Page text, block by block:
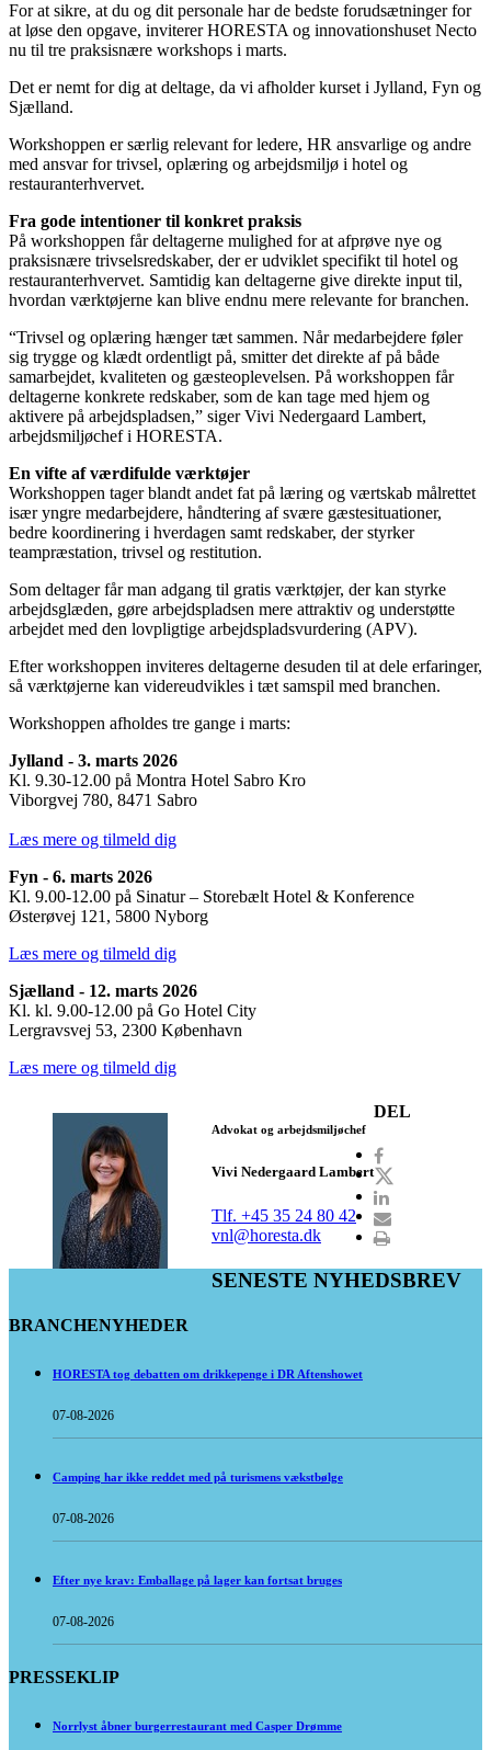
For at sikre, at du og dit personale har de bedste forudsætninger for
at løse den opgave, inviterer HORESTA og innovationshuset Necto
nu til tre praksisnære workshops i marts.
Det er nemt for dig at deltage, da vi afholder kurset i Jylland, Fyn og
Sjælland.
Workshoppen er særlig relevant for ledere, HR ansvarlige og andre
med ansvar for trivsel, oplæring og arbejdsmiljø i hotel og
restauranterhvervet.
Fra gode intentioner til konkret praksis
På workshoppen får deltagerne mulighed for at afprøve nye og
praksisnære trivselsredskaber, der er udviklet specifikt til hotel og
restauranterhvervet. Samtidig kan deltagerne give direkte input til,
hvordan værktøjerne kan blive endnu mere relevante for branchen.
“Trivsel og oplæring hænger tæt sammen. Når medarbejdere føler
sig trygge og klædt ordentligt på, smitter det direkte af på både
samarbejdet, kvaliteten og gæsteoplevelsen. På workshoppen får
deltagerne konkrete redskaber, som de kan tage med hjem og
aktivere på arbejdspladsen,” siger Vivi Nedergaard Lambert,
arbejdsmiljøchef i HORESTA.
En vifte af værdifulde værktøjer
Workshoppen tager blandt andet fat på læring og værtskab målrettet
især yngre medarbejdere, håndtering af svære gæstesituationer,
bedre koordinering i hverdagen samt redskaber, der styrker
teampræstation, trivsel og restitution.
Som deltager får man adgang til gratis værktøjer, der kan styrke
arbejdsglæden, gøre arbejdspladsen mere attraktiv og understøtte
arbejdet med den lovpligtige arbejdspladsvurdering (APV).
Efter workshoppen inviteres deltagerne desuden til at dele erfaringer,
så værktøjerne kan videreudvikles i tæt samspil med branchen.
Workshoppen afholdes tre gange i marts:
Jylland - 3. marts 2026
Kl. 9.30-12.00 på Montra Hotel Sabro Kro
Viborgvej 780, 8471 Sabro
Læs mere og tilmeld dig
Fyn - 6. marts 2026
Kl. 9.00-12.00 på Sinatur – Storebælt Hotel & Konference
Østerøvej 121, 5800 Nyborg
Læs mere og tilmeld dig
Sjælland - 12. marts 2026
Kl. kl. 9.00-12.00 på Go Hotel City
Lergravsvej 53, 2300 København
Læs mere og tilmeld dig
Advokat og arbejdsmiljøchef
Vivi Nedergaard Lambert
Tlf. +45 35 24 80 42
vnl@horesta.dk
DEL
SENESTE NYHEDSBREV
BRANCHENYHEDER
HORESTA tog debatten om drikkepenge i DR Aftenshowet
07-08-2026
Camping har ikke reddet med på turismens vækstbølge
07-08-2026
Efter nye krav: Emballage på lager kan fortsat bruges
07-08-2026
PRESSEKLIP
Norrlyst åbner burgerrestaurant med Casper Drømme